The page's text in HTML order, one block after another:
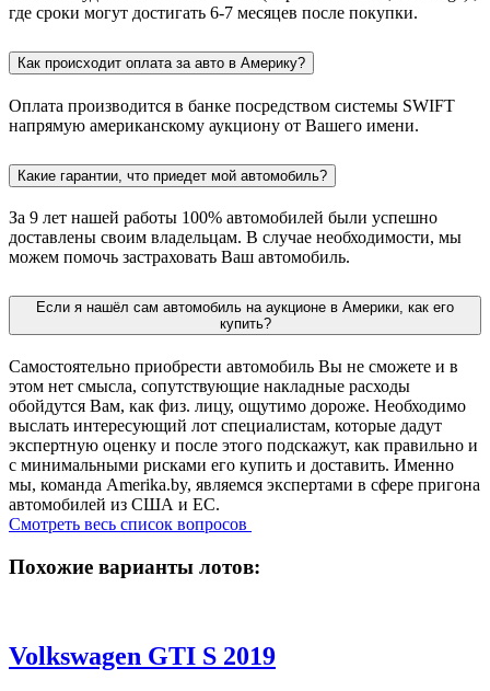
где сроки могут достигать 6-7 месяцев после покупки.
Как происходит оплата за авто в Америку?
Оплата производится в банке посредством системы SWIFT
напрямую американскому аукциону от Вашего имени.
Какие гарантии, что приедет мой автомобиль?
За 9 лет нашей работы 100% автомобилей были успешно
доставлены своим владельцам. В случае необходимости, мы
можем помочь застраховать Ваш автомобиль.
Если я нашёл сам автомобиль на аукционе в Америки, как его
купить?
Самостоятельно приобрести автомобиль Вы не сможете и в
этом нет смысла, сопутствующие накладные расходы
обойдутся Вам, как физ. лицу, ощутимо дороже. Необходимо
выслать интересующий лот специалистам, которые дадут
экспертную оценку и после этого подскажут, как правильно и
с минимальными рисками его купить и доставить. Именно
мы, команда Amerika.by, являемся экспертами в сфере пригона
автомобилей из США и ЕС.
Смотреть весь список вопросов
Похожие варианты лотов:
Volkswagen GTI S 2019